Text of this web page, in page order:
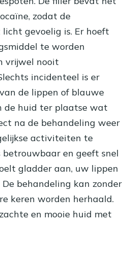
zodat de
gevoelig is. Er hoeft
te worden
vrijwel nooit
incidenteel is er
de lippen of blauwe
de huid ter plaatse wat
na de behandeling weer
activiteiten te
en geeft snel
gladder aan, uw lippen
behandeling kan zonder
keren worden herhaald.
en mooie huid met